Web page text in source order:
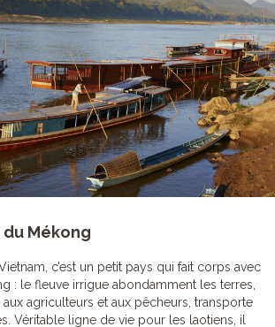
Mékong
c’est un petit pays qui fait corps avec
: le fleuve irrigue abondamment les terres,
agriculteurs et aux pêcheurs, transporte
Véritable ligne de vie pour les laotiens, il